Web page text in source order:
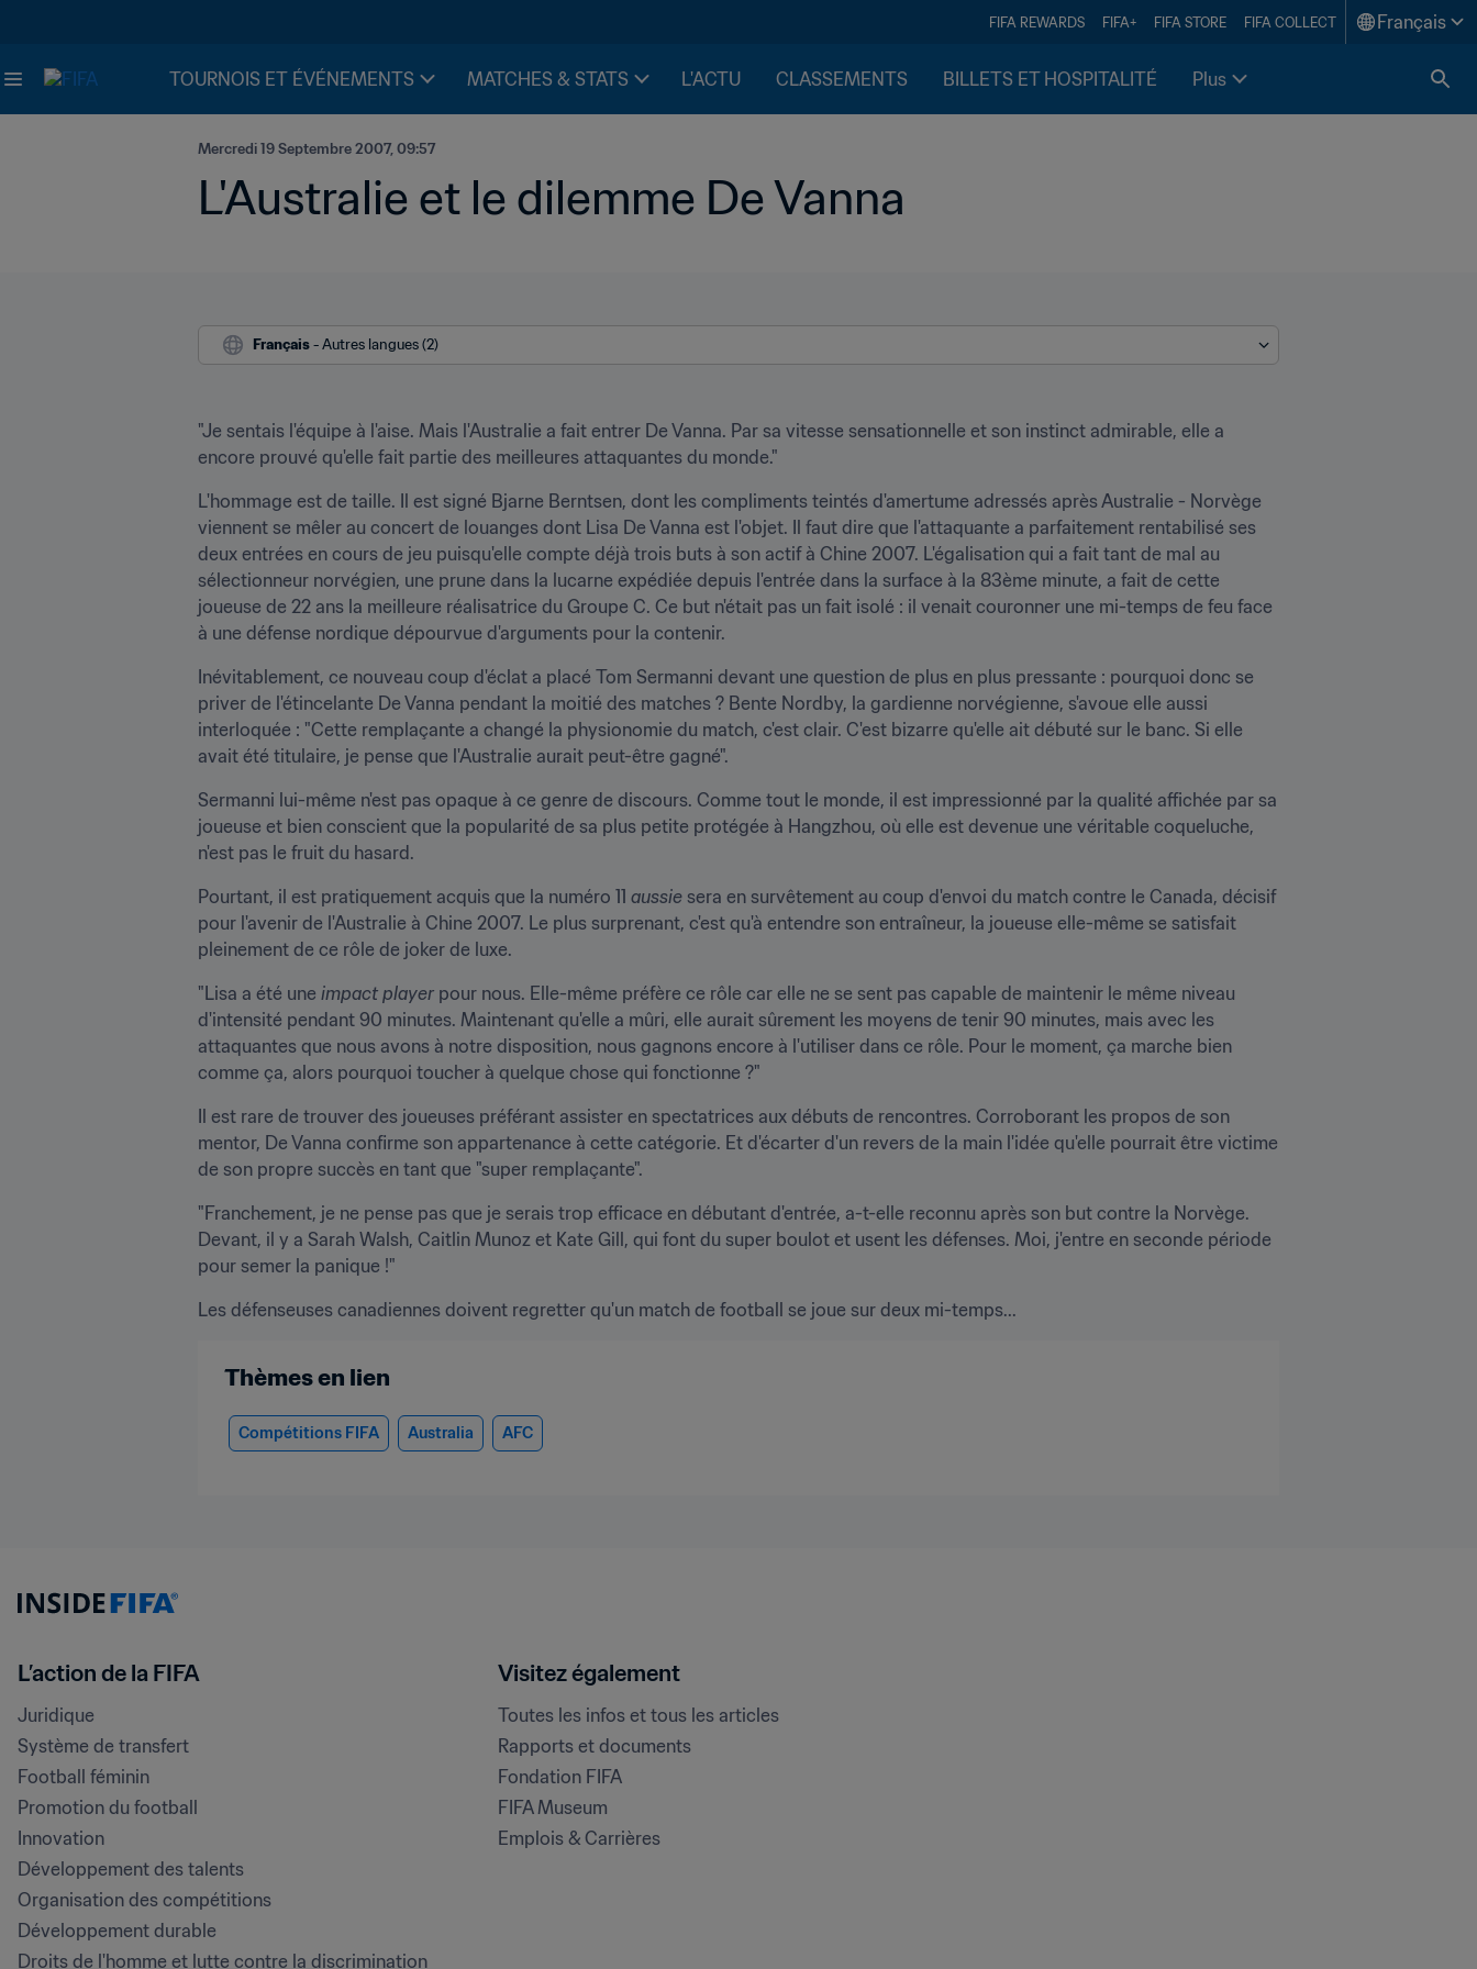
FIFA REWARDS FIFA+ FIFA STORE FIFA COLLECT Français
TOURNOIS ET ÉVÉNEMENTS MATCHES & STATS L'ACTU CLASSEMENTS BILLETS ET HOSPITALITÉ Plus
Mercredi 19 Septembre 2007, 09:57
L'Australie et le dilemme De Vanna
Français - Autres langues (2)
"Je sentais l'équipe à l'aise. Mais l'Australie a fait entrer De Vanna. Par sa vitesse sensationnelle et son instinct admirable, elle a
encore prouvé qu'elle fait partie des meilleures attaquantes du monde."
L'hommage est de taille. Il est signé Bjarne Berntsen, dont les compliments teintés d'amertume adressés après Australie - Norvège
viennent se mêler au concert de louanges dont Lisa De Vanna est l'objet. Il faut dire que l'attaquante a parfaitement rentabilisé ses
deux entrées en cours de jeu puisqu'elle compte déjà trois buts à son actif à Chine 2007. L'égalisation qui a fait tant de mal au
sélectionneur norvégien, une prune dans la lucarne expédiée depuis l'entrée dans la surface à la 83ème minute, a fait de cette
joueuse de 22 ans la meilleure réalisatrice du Groupe C. Ce but n'était pas un fait isolé : il venait couronner une mi-temps de feu face
à une défense nordique dépourvue d'arguments pour la contenir.
Inévitablement, ce nouveau coup d'éclat a placé Tom Sermanni devant une question de plus en plus pressante : pourquoi donc se
priver de l'étincelante De Vanna pendant la moitié des matches ? Bente Nordby, la gardienne norvégienne, s'avoue elle aussi
interloquée : "Cette remplaçante a changé la physionomie du match, c'est clair. C'est bizarre qu'elle ait débuté sur le banc. Si elle
avait été titulaire, je pense que l'Australie aurait peut-être gagné".
Sermanni lui-même n'est pas opaque à ce genre de discours. Comme tout le monde, il est impressionné par la qualité affichée par sa
joueuse et bien conscient que la popularité de sa plus petite protégée à Hangzhou, où elle est devenue une véritable coqueluche,
n'est pas le fruit du hasard.
Pourtant, il est pratiquement acquis que la numéro 11 aussie sera en survêtement au coup d'envoi du match contre le Canada, décisif
pour l'avenir de l'Australie à Chine 2007. Le plus surprenant, c'est qu'à entendre son entraîneur, la joueuse elle-même se satisfait
pleinement de ce rôle de joker de luxe.
"Lisa a été une impact player pour nous. Elle-même préfère ce rôle car elle ne se sent pas capable de maintenir le même niveau
d'intensité pendant 90 minutes. Maintenant qu'elle a mûri, elle aurait sûrement les moyens de tenir 90 minutes, mais avec les
attaquantes que nous avons à notre disposition, nous gagnons encore à l'utiliser dans ce rôle. Pour le moment, ça marche bien
comme ça, alors pourquoi toucher à quelque chose qui fonctionne ?"
Il est rare de trouver des joueuses préférant assister en spectatrices aux débuts de rencontres. Corroborant les propos de son
mentor, De Vanna confirme son appartenance à cette catégorie. Et d'écarter d'un revers de la main l'idée qu'elle pourrait être victime
de son propre succès en tant que "super remplaçante".
"Franchement, je ne pense pas que je serais trop efficace en débutant d'entrée, a-t-elle reconnu après son but contre la Norvège.
Devant, il y a Sarah Walsh, Caitlin Munoz et Kate Gill, qui font du super boulot et usent les défenses. Moi, j'entre en seconde période
pour semer la panique !"
Les défenseuses canadiennes doivent regretter qu'un match de football se joue sur deux mi-temps...
Thèmes en lien
Compétitions FIFA Australia AFC
L’action de la FIFA
Juridique
Système de transfert
Football féminin
Promotion du football
Innovation
Développement des talents
Organisation des compétitions
Développement durable
Droits de l'homme et lutte contre la discrimination
Visitez également
Toutes les infos et tous les articles
Rapports et documents
Fondation FIFA
FIFA Museum
Emplois & Carrières